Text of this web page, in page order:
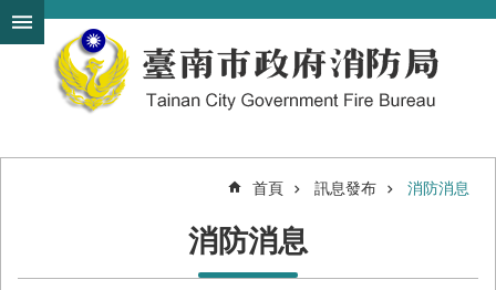
跳到主要內容區塊
搜
尋
進
介
首頁 訊息發布 消防消息
消防消息